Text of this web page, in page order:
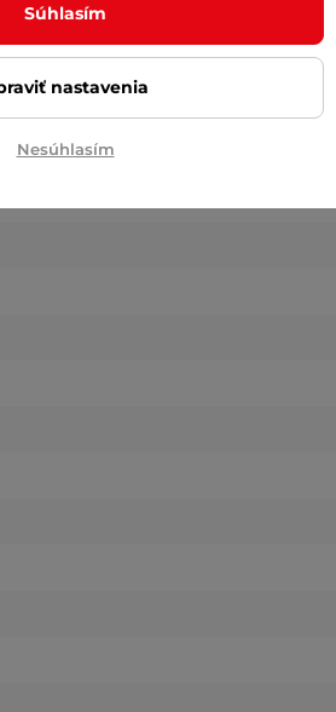
Súhlasím
nastavenia
Nesúhlasím